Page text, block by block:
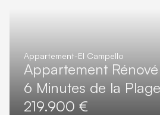
Appartement-El Campello
Appartement
6 Minutes de la Plage
219.900 €